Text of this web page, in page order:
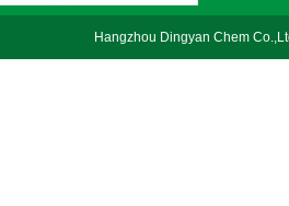
Hangzhou Dingyan Chem